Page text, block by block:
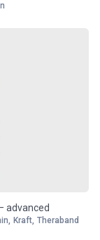
advanced
, Kraft, Theraband